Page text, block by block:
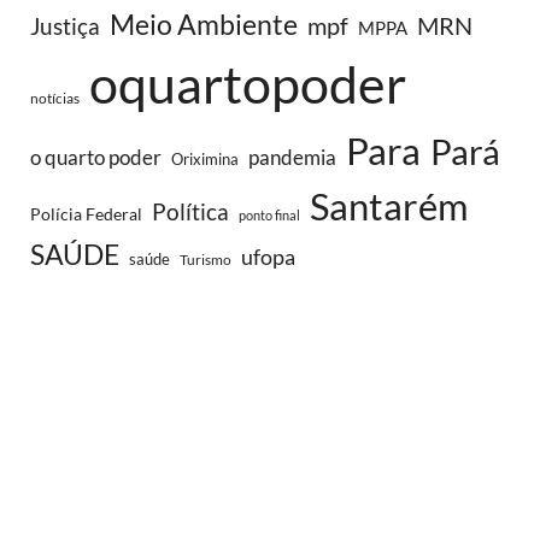
Justiça Meio Ambiente mpf MPPA MRN
notícias oquartopoder
o quarto poder Oriximina pandemia Para Pará
Polícia Federal Política ponto final Santarém
SAÚDE saúde Turismo ufopa